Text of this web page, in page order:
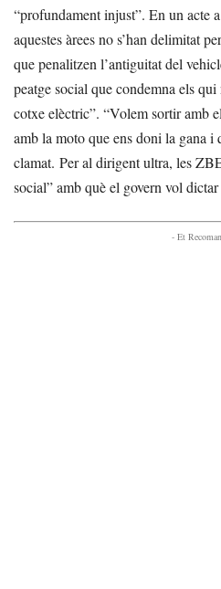
“profundament injust”. En un acte
aquestes àrees no s’han delimitat
que penalitzen l’antiguitat del
peatge social que condemna els
cotxe elèctric”. “Volem sortir amb
amb la moto que ens doni la gana i
clamat. Per al dirigent ultra, les
social” amb què el govern vol
- Et